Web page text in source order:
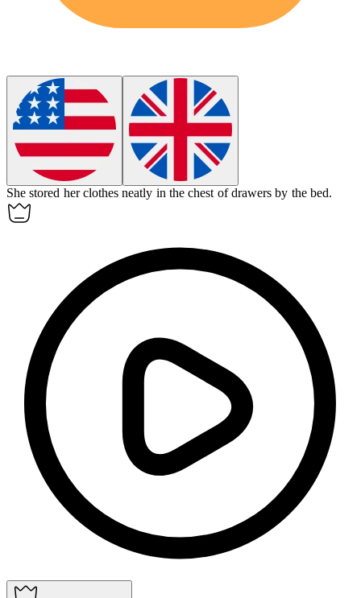
She stored her clothes neatly in the chest of drawers by the bed.